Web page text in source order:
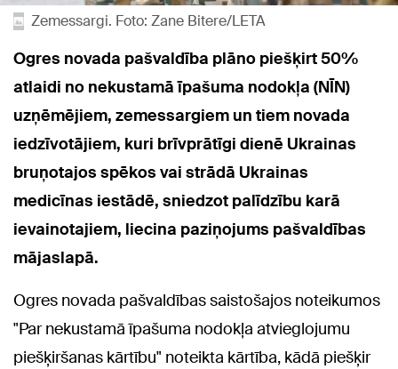
Zemessargi. Foto: Zane Bitere/LETA
Ogres novada pašvaldība plāno piešķirt 50%
atlaidi no nekustamā īpašuma nodokļa (NĪN)
uzņēmējiem, zemessargiem un tiem novada
iedzīvotājiem, kuri brīvprātīgi dienē Ukrainas
bruņotajos spēkos vai strādā Ukrainas
medicīnas iestādē, sniedzot palīdzību karā
ievainotajiem, liecina paziņojums pašvaldības
mājaslapā.
Ogres novada pašvaldības saistošajos noteikumos
"Par nekustamā īpašuma nodokļa atvieglojumu
piešķiršanas kārtību" noteikta kārtība, kādā piešķir